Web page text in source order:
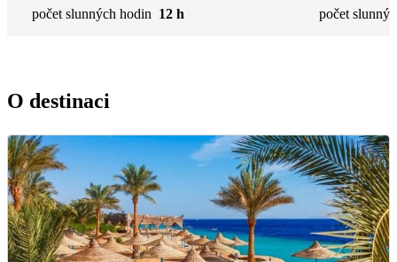
počet slunných hodin 12 h
počet
O destinaci